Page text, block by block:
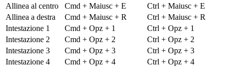
Allinea al centro
Cmd + Maiusc + E
Ctrl + Maiusc + E
Allinea a destra
Cmd + Maiusc + R
Ctrl + Maiusc + R
Intestazione 1
Cmd + Opz + 1
Ctrl + Opz + 1
Intestazione 2
Cmd + Opz + 2
Ctrl + Opz + 2
Intestazione 3
Cmd + Opz + 3
Ctrl + Opz + 3
Intestazione 4
Cmd + Opz + 4
Ctrl + Opz + 4